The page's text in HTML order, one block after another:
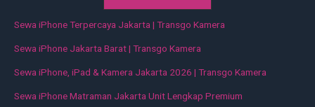
Sewa iPhone Terpercaya Jakarta | Transgo Kamera
Sewa iPhone Jakarta Barat | Transgo Kamera
Sewa iPhone, iPad & Kamera Jakarta 2026 | Transgo Kamera
Sewa iPhone Matraman Jakarta Unit Lengkap Premium